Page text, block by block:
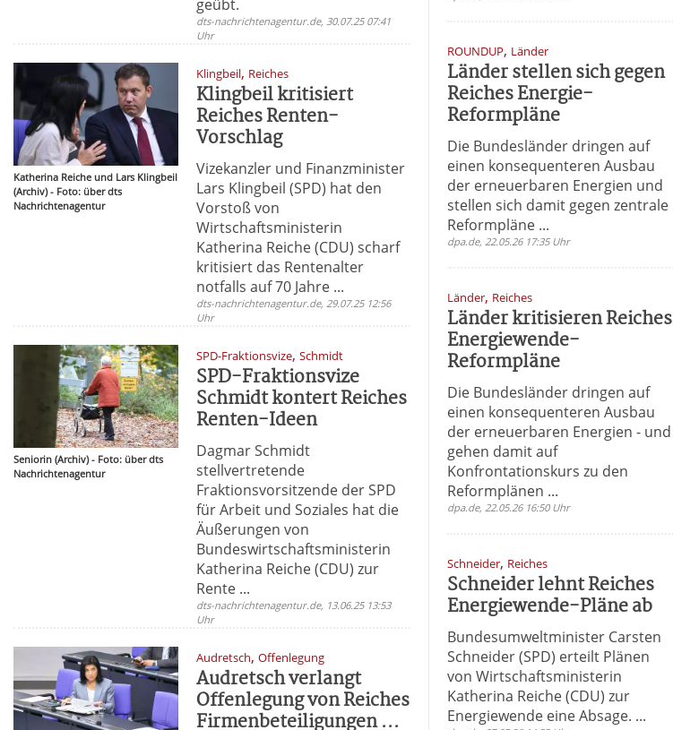
geübt.
dts-nachrichtenagentur.de, 30.07.25 07:41
Uhr
Katherina Reiche und Lars Klingbeil
(Archiv) - Foto: über dts
Nachrichtenagentur
Klingbeil, Reiches
Klingbeil kritisiert
Reiches Renten-
Vorschlag
Vizekanzler und Finanzminister
Lars Klingbeil (SPD) hat den
Vorstoß von
Wirtschaftsministerin
Katherina Reiche (CDU) scharf
kritisiert das Rentenalter
notfalls auf 70 Jahre ...
dts-nachrichtenagentur.de, 29.07.25 12:56
Uhr
Seniorin (Archiv) - Foto: über dts
Nachrichtenagentur
SPD-Fraktionsvize,Schmidt
SPD-Fraktionsvize
Schmidt kontert Reiches
Renten-Ideen
Dagmar Schmidt
stellvertretende
Fraktionsvorsitzende der SPD
für Arbeit und Soziales hat die
Äußerungen von
Bundeswirtschaftsministerin
Katherina Reiche (CDU) zur
Rente ...
dts-nachrichtenagentur.de, 13.06.25 13:53
Uhr
Audretsch,Offenlegung
Audretsch verlangt
Offenlegung von Reiches
Firmenbeteiligungen ...
ROUNDUP, Länder
Länder stellen sich gegen
Reiches Energie-
Reformpläne
Die Bundesländer dringen auf
einen konsequenteren Ausbau
der erneuerbaren Energien und
stellen sich damit gegen zentrale
Reformpläne ...
dpa.de, 22.05.26 17:35 Uhr
Länder, Reiches
Länder kritisieren Reiches
Energiewende-
Reformpläne
Die Bundesländer dringen auf
einen konsequenteren Ausbau
der erneuerbaren Energien - und
gehen damit auf
Konfrontationskurs zu den
Reformplänen ...
dpa.de, 22.05.26 16:50 Uhr
Schneider, Reiches
Schneider lehnt Reiches
Energiewende-Pläne ab
Bundesumweltminister Carsten
Schneider (SPD) erteilt Plänen
von Wirtschaftsministerin
Katherina Reiche (CDU) zur
Energiewende eine Absage. ...